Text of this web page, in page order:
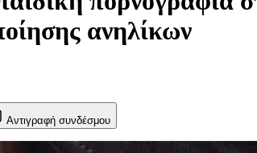
ανηλίκων
Αντιγραφή συνδέσμου